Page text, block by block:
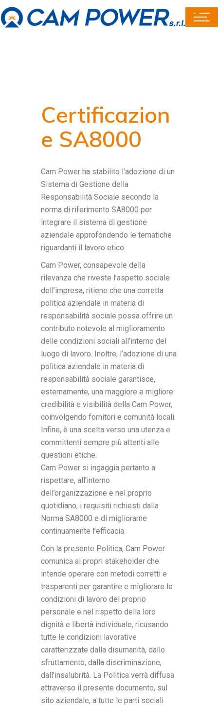
Certificazion
e SA8000
Cam Power ha stabilito l’adozione di un
Sistema di Gestione della
Responsabilità Sociale secondo la
norma di riferimento SA8000 per
integrare il sistema di gestione
aziendale approfondendo le tematiche
riguardanti il lavoro etico.
Cam Power, consapevole della
rilevanza che riveste l’aspetto sociale
dell’impresa, ritiene che una corretta
politica aziendale in materia di
responsabilità sociale possa offrire un
contributo notevole al miglioramento
delle condizioni sociali all’interno del
luogo di lavoro. Inoltre, l’adozione di una
politica aziendale in materia di
responsabilità sociale garantisce,
esternamente, una maggiore e migliore
credibilità e visibilità della Cam Power,
coinvolgendo fornitori e comunità locali.
Infine, è una scelta verso una utenza e
committenti sempre più attenti alle
questioni etiche.
Cam Power si ingaggia pertanto a
rispettare, all’interno
dell’organizzazione e nel proprio
quotidiano, i requisiti richiesti dalla
Norma SA8000 e di migliorarne
continuamente l’efficacia.
Con la presente Politica, Cam Power
comunica ai propri stakeholder che
intende operare con metodi corretti e
trasparenti per garantire e migliorare le
condizioni di lavoro del proprio
personale e nel rispetto della loro
dignità e libertà individuale, ricusando
tutte le condizioni lavorative
caratterizzate dalla disumanità, dallo
sfruttamento, dalla discriminazione,
dall’insalubrità. La Politica verrà diffusa
attraverso il presente documento, sul
sito aziendale, a tutte le parti sociali